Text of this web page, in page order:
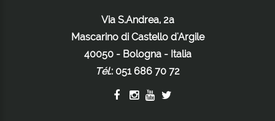
Via S.Andrea, 2a
Mascarino di Castello d'Argile
40050 - Bologna - Italia
Tél.: 051 686 70 72